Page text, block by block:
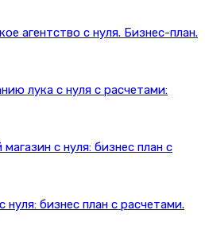
агентство с нуля. Бизнес-план.
лука с нуля с расчетами:
с нуля: бизнес план с
бизнес план с расчетами.